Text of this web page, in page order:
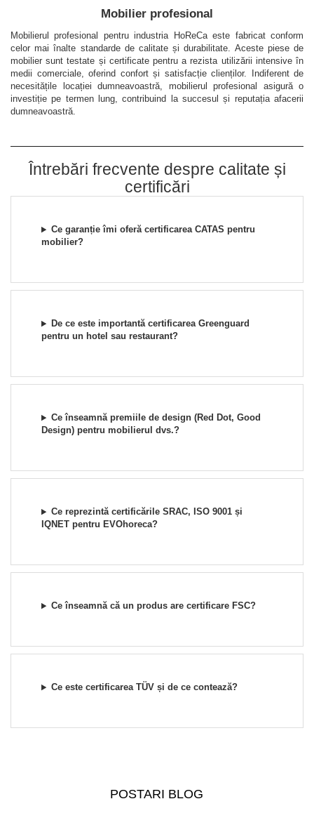
Mobilier profesional
Mobilierul profesional pentru industria HoReCa este fabricat conform
celor mai înalte standarde de calitate și durabilitate. Aceste piese de
mobilier sunt testate și certificate pentru a rezista utilizării intensive în
medii comerciale, oferind confort și satisfacție clienților. Indiferent de
necesitățile locației dumneavoastră, mobilierul profesional asigură o
investiție pe termen lung, contribuind la succesul și reputația afacerii
dumneavoastră.
Întrebări frecvente despre calitate și
certificări
Ce garanție îmi oferă certificarea CATAS pentru
mobilier?
De ce este importantă certificarea Greenguard
pentru un hotel sau restaurant?
Ce înseamnă premiile de design (Red Dot, Good
Design) pentru mobilierul dvs.?
Ce reprezintă certificările SRAC, ISO 9001 și
IQNET pentru EVOhoreca?
Ce înseamnă că un produs are certificare FSC?
Ce este certificarea TÜV și de ce contează?
POSTARI BLOG